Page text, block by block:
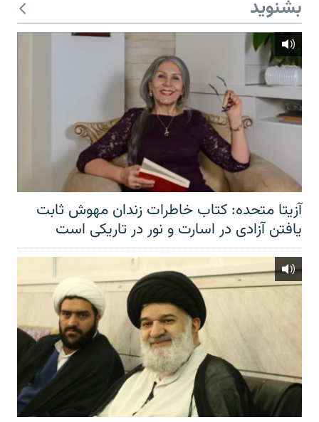
بشنوید
آزیتا متحده: کتاب خاطرات زندان مهوش ثابت
یافتن آزادی در اسارت و نور در تاریکی است